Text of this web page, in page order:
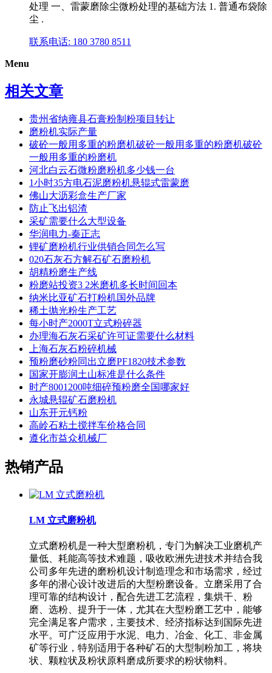
处理 一、雷蒙磨除尘微粉处理的基础方法 1. 普通布袋除
尘 .
联系电话: 180 3780 8511
Menu
相关文章
贵州省纳雍县石膏粉制粉项目转让
磨粉机实际产量
破砼一般用多重的粉磨机破砼一般用多重的粉磨机破砼
一般用多重的粉磨机
河北白云石微粉磨粉机多少钱一台
1小时35方电石泥磨粉机悬辊式雷蒙磨
佛山大沥彩盒生产厂家
防止飞出铝渣
采矿需要什么大型设备
华润电力-秦正志
锂矿磨粉机行业供销合同怎么写
020石灰石方解石矿石磨粉机
胡精粉磨生产线
粉磨站投资3 2米磨机多长时间回本
纳米比亚矿石打粉机国外品牌
稀土抛光粉生产工艺
每小时产2000T立式粉碎器
办理海石灰石采矿许可证需要什么材料
上海石灰石粉碎机械
预粉磨砂粉同出立磨PF1820技术参数
国家开膨润土山标准是什么条件
时产8001200吨细碎预粉磨全国哪家好
永城悬辊矿石磨粉机
山东开元钙粉
高岭石粘土搅拌车价格合同
遵化市益众机械厂
热销产品
LM 立式磨粉机
立式磨粉机是一种大型磨粉机，专门为解决工业磨机产
量低、耗能高等技术难题，吸收欧洲先进技术并结合我
公司多年先进的磨粉机设计制造理念和市场需求，经过
多年的潜心设计改进后的大型粉磨设备。立磨采用了合
理可靠的结构设计，配合先进工艺流程，集烘干、粉
磨、选粉、提升于一体，尤其在大型粉磨工艺中，能够
完全满足客户需求，主要技术、经济指标达到国际先进
水平。可广泛应用于水泥、电力、冶金、化工、非金属
矿等行业，特别适用于各种矿石的大型制粉加工，将块
状、颗粒状及粉状原料磨成所要求的粉状物料。